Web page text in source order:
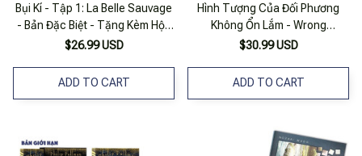
Bụi Kí - Tập 1: La Belle Sauvage
- Bản Đặc Biệt - Tặng Kèm Hộp
+ Postcard
$26.99 USD
ADD TO CART
Hình Tượng Của Đối Phương
Không Ổn Lắm - Wrong
Impression - Tập 1 - Bản Đặc
Poster A4 + Móc Khóa Dẻo
$30.99 USD
ADD TO CART